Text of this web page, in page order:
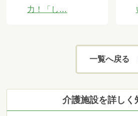
力！「し…
一覧へ戻る
介護施設を詳しく